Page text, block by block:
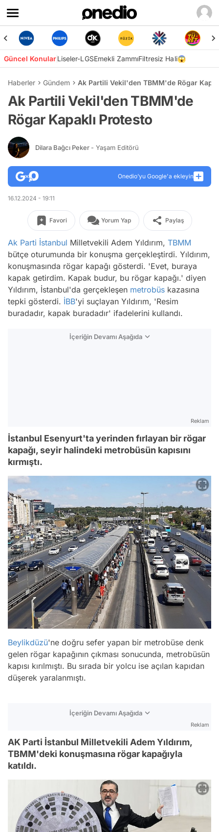
Güncel KonularLiseler-LGSEmekli ZammıFiltresiz Hali😱
Haberler Gündem Ak Partili Vekil'den TBMM'de Rögar
Ak Partili Vekil'den TBMM'de
Rögar Kapaklı Protesto
Dilara Bağcı Peker - Yaşam Editörü
Onedio’yu Google'a ekleyin
16.12.2024 - 19:11
Favori Yorum Yap Paylaş
Ak Parti İstanbul Milletvekili Adem Yıldırım, TBMM
bütçe oturumunda bir konuşma gerçekleştirdi. Yıldırım,
konuşmasında rögar kapağı gösterdi. 'Evet, buraya
kapak getirdim. Kapak budur, bu rögar kapağı.' diyen
Yıldırım, İstanbul'da gerçekleşen metrobüs kazasına
tepki gösterdi. İBB'yi suçlayan Yıldırım, 'Resim
buradadır, kapak buradadır' ifadelerini kullandı.
İçeriğin Devamı Aşağıda
Reklam
İstanbul Esenyurt'ta yerinden fırlayan bir rögar
kapağı, seyir halindeki metrobüsün kapısını
kırmıştı.
Beylikdüzü'ne doğru sefer yapan bir metrobüse denk
gelen rögar kapağının çıkması sonucunda, metrobüsün
kapısı kırılmıştı. Bu sırada bir yolcu ise açılan kapıdan
düşerek yaralanmıştı.
İçeriğin Devamı Aşağıda
Reklam
AK Parti İstanbul Milletvekili Adem Yıldırım,
TBMM'deki konuşmasına rögar kapağıyla
katıldı.